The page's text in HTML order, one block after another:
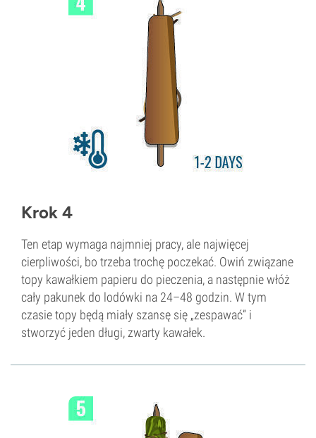
Krok 4
Ten etap wymaga najmniej pracy, ale najwięcej
cierpliwości, bo trzeba trochę poczekać. Owiń związane
topy kawałkiem papieru do pieczenia, a następnie włóż
cały pakunek do lodówki na 24–48 godzin. W tym
czasie topy będą miały szansę się „zespawać” i
stworzyć jeden długi, zwarty kawałek.